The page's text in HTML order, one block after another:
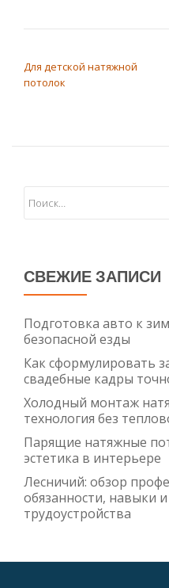
Для детской натяжной
потолок
СВЕЖИЕ ЗАПИСИ
Подготовка авто к
безопасной езды
Как сформулировать
свадебные кадры
Холодный монтаж
технология без
Парящие натяжные
эстетика в интерьере
Лесничий: обзор
обязанности, навыки
трудоустройства